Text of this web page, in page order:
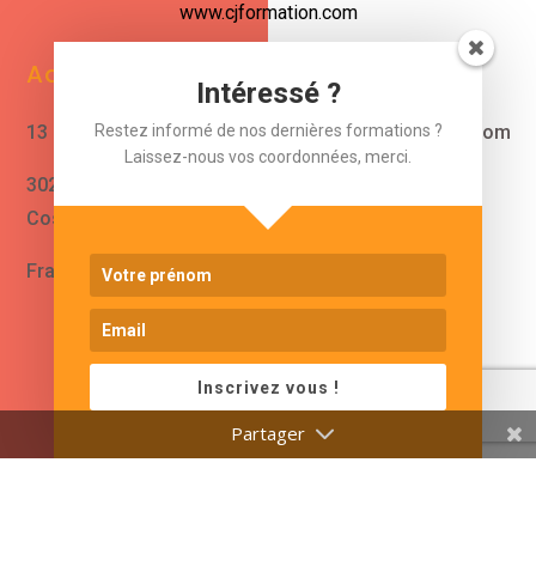
www.cjformation.com
Adresse
13 bis rue de Baracca
30290 Saint Victor La
Coste
France
Contacts
contact@cjformation.com
Intéressé ?
Restez informé de nos dernières formations ?
Laissez-nous vos coordonnées, merci.
Inscrivez vous !